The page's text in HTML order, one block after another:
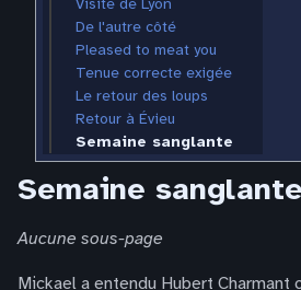
De l'autre côté
Pleased to meat you
Tenue correcte exigée
Le retour des loups
Retour à Évieu
Semaine sanglante
Semaine sanglante
Aucune sous-page
Mickael a entendu Hubert Charmant